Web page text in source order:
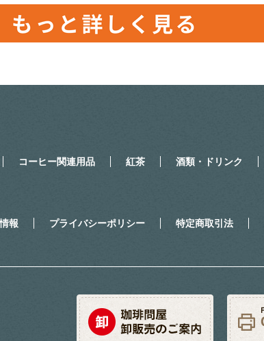
コーヒー関連用品 紅茶 酒類・ドリンク
報 プライバシーポリシー 特定商取引法